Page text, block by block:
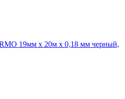
19мм х 20м х 0,18 мм черный,